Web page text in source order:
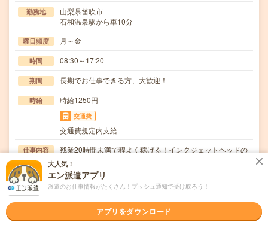
勤務地
山梨県笛吹市
石和温泉駅から車10分
曜日頻度 月～金
時間 08:30～17:20
期間 長期でお仕事できる方、大歓迎！
時給 時給1250円
交通費
交通費規定内支給
仕事内容
残業20時間未満で程よく稼げる！インクジェットヘッドの
組立作業座りながら接着剤を使っての組立のお仕事…
応募資格
職種未経験OK / ブランクOK / 英語力不要
◆未経験OK！〇まずは事前登録だけでもOK！履歴書不要
職場の雰囲気
大人気！
エン派遣アプリ
派遣のお仕事情報がたくさん！プッシュ通知で受け取ろう！
アプリをダウンロード